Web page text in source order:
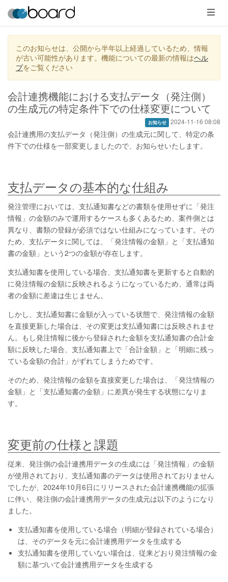
メ
ニ
ュ
ー
このお知らせは、公開から半年以上経過しているため、情報
が古い可能性があります。機能についての最新の情報はヘル
プをご覧ください
会計連携機能における支払データ（発注側）
の生成元の特定条件下での仕様変更について
お知らせ 2024-11-16 08:08
会計連携用の支払データ（発注側）の生成元に関して、特定の条
件下での仕様を一部変更しましたので、お知らせいたします。
支払データの基本的な仕組み
発注管理においては、支払通知書などの書類を使用せずに「発注
情報」の金額のみで運用するケースも多くあるため、案件側とは
異なり、書類の登録が必須ではない仕組みになっています。その
ため、支払データに関しては、「発注情報の金額」と「支払通知
書の金額」という2つの金額が存在します。
支払通知書を使用している場合、支払通知書を更新すると自動的
に発注情報の金額に反映されるようになっているため、通常は両
者の金額に差違は生じません。
しかし、支払通知書に金額が入っている状態で、発注情報の金額
を直接更新した場合は、その変更は支払通知書には反映されませ
ん。もし発注情報に後から登録された金額を支払通知書の合計金
額に反映した場合、支払通知書上で「合計金額」と「明細に残っ
ている金額の合計」がずれてしまうためです。
そのため、発注情報の金額を直接変更した場合は、「発注情報の
金額」と「支払通知書の金額」に差異が発生する状態になりま
す。
変更前の仕様と課題
従来、発注側の会計連携用データの生成には「発注情報」の金額
が使用されており、支払通知書のデータは使用されておりません
でしたが、2024年10月6日にリリースされた会計連携機能の拡張
に伴い、発注側の会計連携用データの生成元は以下のようになり
ました。
支払通知書を使用している場合（明細が登録されている場合）
は、そのデータを元に会計連携用データを生成する
支払通知書を使用していない場合は、従来どおり発注情報の金
額に基づいて会計連携用データを生成する